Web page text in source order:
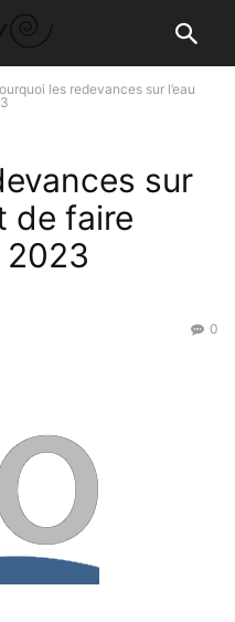
les redevances sur l’eau
sur
de faire
2023
0